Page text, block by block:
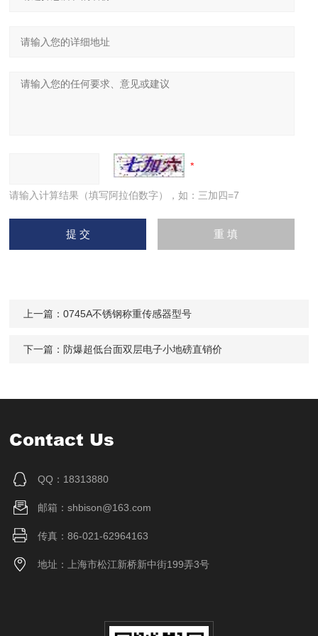
请输入计算结果（填写阿拉伯数字），如：三加四=7
上一篇：0745A不锈钢称重传感器型号
下一篇： 防爆超低台面双层电子小地磅直销价
Contact Us
QQ：18313880
邮箱：shbison@163.com
传真：86-021-62964163
地址：上海市松江新桥新中街199弄3号